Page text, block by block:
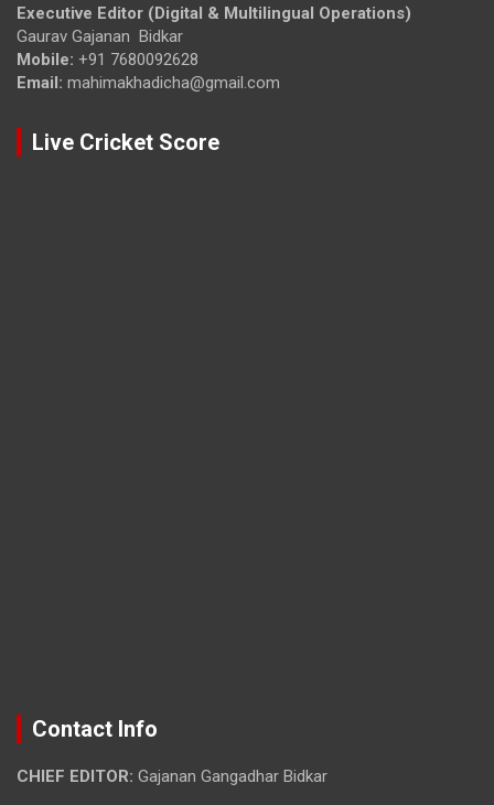
Executive Editor (Digital & Multilingual Operations)
Gaurav Gajanan Bidkar
Mobile: +91 7680092628
Email: mahimakhadicha@gmail.com
Live Cricket Score
Contact Info
CHIEF EDITOR: Gajanan Gangadhar Bidkar